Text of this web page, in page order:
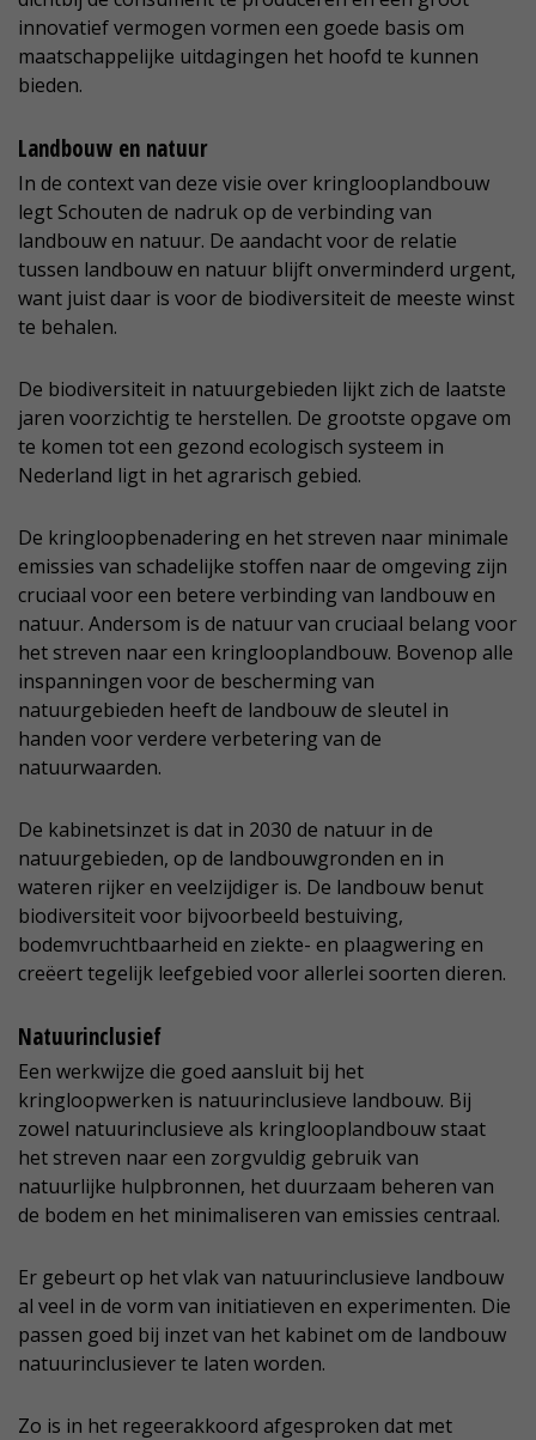
innovatief vermogen vormen een goede basis om
maatschappelijke uitdagingen het hoofd te kunnen
bieden.
Landbouw en natuur
In de context van deze visie over kringlooplandbouw
legt Schouten de nadruk op de verbinding van
landbouw en natuur. De aandacht voor de relatie
tussen landbouw en natuur blijft onverminderd urgent,
want juist daar is voor de biodiversiteit de meeste winst
te behalen.
De biodiversiteit in natuurgebieden lijkt zich de laatste
jaren voorzichtig te herstellen. De grootste opgave om
te komen tot een gezond ecologisch systeem in
Nederland ligt in het agrarisch gebied.
De kringloopbenadering en het streven naar minimale
emissies van schadelijke stoffen naar de omgeving zijn
cruciaal voor een betere verbinding van landbouw en
natuur. Andersom is de natuur van cruciaal belang voor
het streven naar een kringlooplandbouw. Bovenop alle
inspanningen voor de bescherming van
natuurgebieden heeft de landbouw de sleutel in
handen voor verdere verbetering van de
natuurwaarden.
De kabinetsinzet is dat in 2030 de natuur in de
natuurgebieden, op de landbouwgronden en in
wateren rijker en veelzijdiger is. De landbouw benut
biodiversiteit voor bijvoorbeeld bestuiving,
bodemvruchtbaarheid en ziekte- en plaagwering en
creëert tegelijk leefgebied voor allerlei soorten dieren.
Natuurinclusief
Een werkwijze die goed aansluit bij het
kringloopwerken is natuurinclusieve landbouw. Bij
zowel natuurinclusieve als kringlooplandbouw staat
het streven naar een zorgvuldig gebruik van
natuurlijke hulpbronnen, het duurzaam beheren van
de bodem en het minimaliseren van emissies centraal.
Er gebeurt op het vlak van natuurinclusieve landbouw
al veel in de vorm van initiatieven en experimenten. Die
passen goed bij inzet van het kabinet om de landbouw
natuurinclusiever te laten worden.
Zo is in het regeerakkoord afgesproken dat met